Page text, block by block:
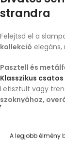
A legjobb élmény
strandra
Felejtsd el a
kollekció elegáns,
Pasztell és
Klasszikus csatos
Letisztult vagy
szoknyához,